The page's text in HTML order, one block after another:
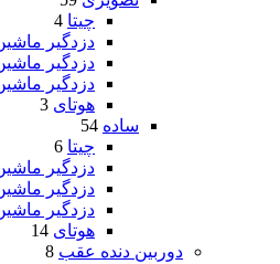
چیتا 4
دزدگیر
دزدگیر
دزدگیر
هوتای 3
ساده 54
چیتا 6
دزدگیر
دزدگیر
دزدگیر
هوتای 14
دوربین دنده عقب 8